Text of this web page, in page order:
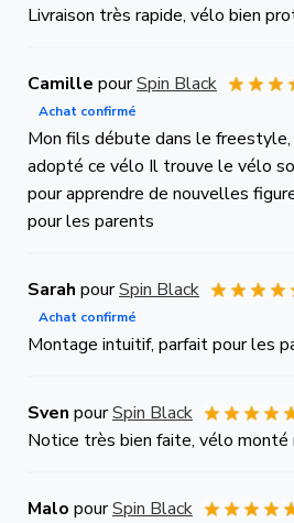
Livraison très rapide, vélo bien
Camille pourSpin Black
Achat confirmé
Mon fils débute dans le
adopté ce vélo Il trouve le vélo
pour apprendre de nouvelles
pour les parents
Sarah pourSpin Black
Achat confirmé
Montage intuitif, parfait pour les
Sven pourSpin Black
Notice très bien faite, vélo monté
Malo pourSpin Black